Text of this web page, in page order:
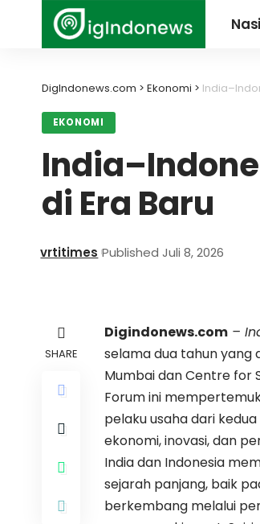
DigIndonews.com > Ekonomi >
EKONOMI
di Era Baru
vrtitimes Published Juli 8, 2026
SHARE
Digindonews.com –
selama dua tahun yang
Mumbai dan Centre for
Forum ini
pelaku usaha dari
ekonomi, inovasi, dan
India dan Indonesia
sejarah panjang, baik
berkembang melalui